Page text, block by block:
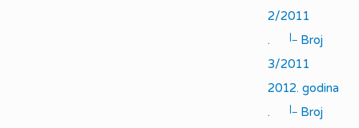
2/2011
.
|_ Broj
3/2011
2012. godina
.
|_ Broj